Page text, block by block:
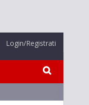
Login/Registrati